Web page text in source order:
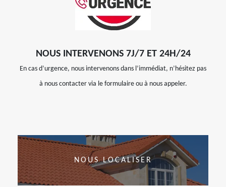
NOUS INTERVENONS 7J/7 ET 24H/24
En cas d’urgence, nous intervenons dans l’immédiat, n’hésitez pas
à nous contacter via le formulaire ou à nous appeler.
NOUS LOCALISER